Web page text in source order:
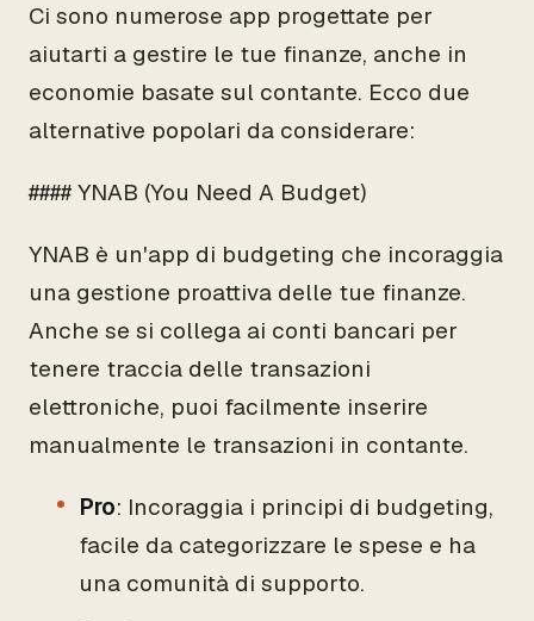
Ci sono numerose app progettate per
aiutarti a gestire le tue finanze, anche in
economie basate sul contante. Ecco due
alternative popolari da considerare:
#### YNAB (You Need A Budget)
YNAB è un'app di budgeting che incoraggia
una gestione proattiva delle tue finanze.
Anche se si collega ai conti bancari per
tenere traccia delle transazioni
elettroniche, puoi facilmente inserire
manualmente le transazioni in contante.
Pro: Incoraggia i principi di budgeting,
facile da categorizzare le spese e ha
una comunità di supporto.